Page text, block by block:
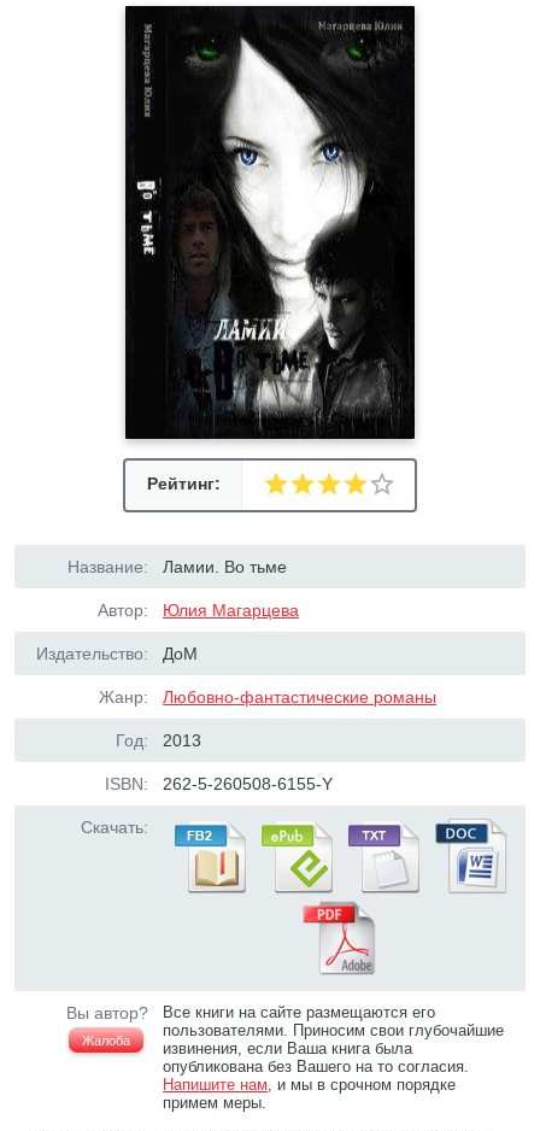
Рейтинг:
Название: Ламии. Во тьме
Автор: Юлия Магарцева
Издательство: ДоМ
Жанр: Любовно-фантастические романы
Год: 2013
ISBN: 262-5-260508-6155-Y
Скачать:
Вы автор?
Жалоба
Все книги на сайте размещаются его
пользователями. Приносим свои глубочайшие
извинения, если Ваша книга была
опубликована без Вашего на то согласия.
Напишите нам, и мы в срочном порядке
примем меры.